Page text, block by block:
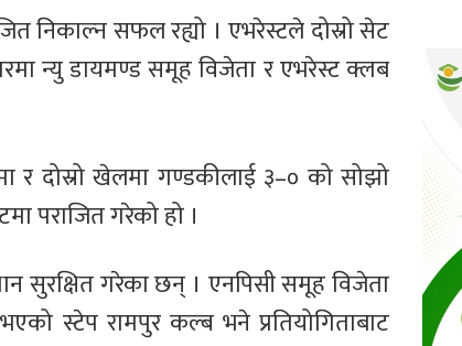
निकाल्न सफल रह्यो । एभरेस्टले दोस्रो सेट
न्यु डायमण्ड समूह विजेता र एभरेस्ट क्लब
र दोस्रो खेलमा गण्डकीलाई ३–० को सोझो
पराजित गरेको हो ।
सुरक्षित गरेका छन् । एनपिसी समूह विजेता
स्टेप रामपुर कल्ब भने प्रतियोगिताबाट